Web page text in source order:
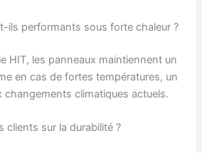
ils performants sous forte chaleur ?
HIT, les panneaux maintiennent un
en cas de fortes températures, un
changements climatiques actuels.
clients sur la durabilité ?